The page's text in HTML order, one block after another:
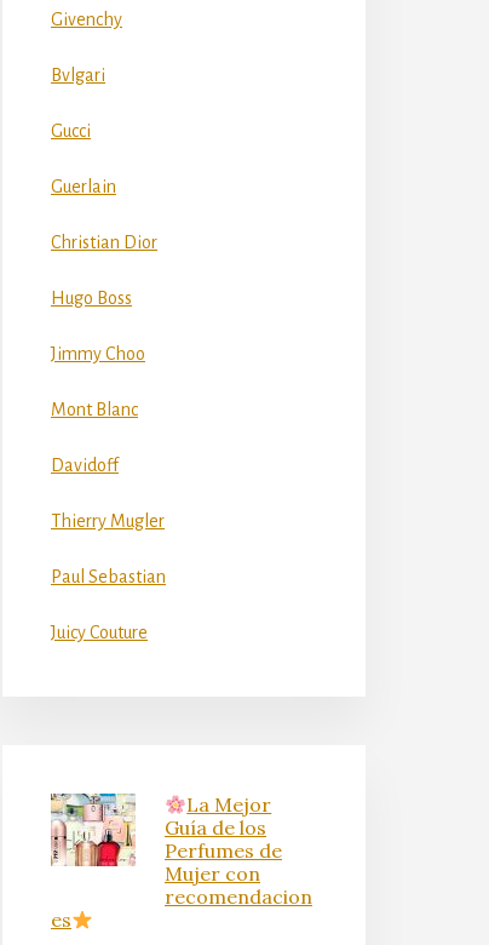
Givenchy
Bvlgari
Gucci
Guerlain
Christian Dior
Hugo Boss
Jimmy Choo
Mont Blanc
Davidoff
Thierry Mugler
Paul Sebastian
Juicy Couture
La Mejor
Guía de los
Perfumes de
Mujer con
recomendacion
es